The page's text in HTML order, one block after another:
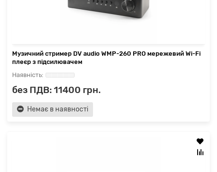
Музичний стример DV audio WMP-260 PRO мережевий Wi-Fi
плеєр з підсилювачем
без ПДВ: 11400 грн.
Немає в наявності